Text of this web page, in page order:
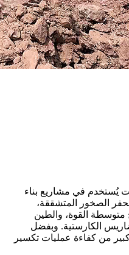
يُستخدم في مشاريع بناء
الصخور المتشققة،
متوسطة القوة، والطين
الكارستية. وبفضل
من كفاءة عمليات تكسير